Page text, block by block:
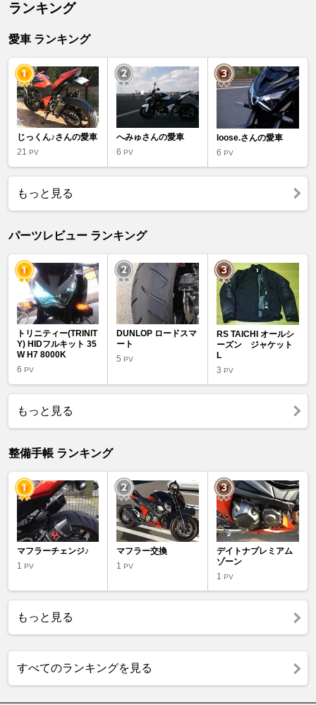
ランキング
愛車 ランキング
じっくん♪さんの愛車
21 PV
へみゅさんの愛車
6PV
loose.さんの愛車
6 PV
もっと見る
パーツレビュー ランキング
トリニティー(TRINIT
Y) HIDフルキット 35
W H7 8000K
6 PV
DUNLOP ロードスマ
ート
5PV
RS TAICHI オールシ
ーズン ジャケット
L
3 PV
もっと見る
整備手帳 ランキング
マフラーチェンジ♪
1 PV
マフラー交換
1PV
デイトナプレミアム
ゾーン
1 PV
もっと見る
すべてのランキングを見る